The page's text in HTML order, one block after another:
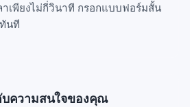
าเพียงไม่กี่วินาที กรอกแบบฟอร์มสั้น
นที
บความสนใจของคุณ